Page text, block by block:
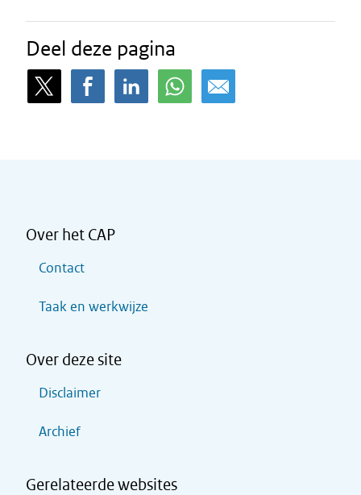
Deel deze pagina
Over het CAP
Contact
Taak en werkwijze
Over deze site
Disclaimer
Archief
Gerelateerde websites